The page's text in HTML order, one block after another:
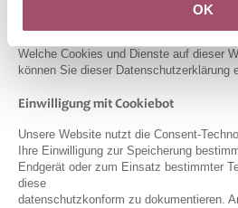
OK
Schließen des Browsers aktivieren. Bei
Welche Cookies und Dienste auf dieser
können Sie dieser Datenschutzerklärung
Einwilligung mit Cookiebot
Unsere Website nutzt die Consent-
Ihre Einwilligung zur Speicherung
Endgerät oder zum Einsatz bestimmter
diese
datenschutzkonform zu dokumentieren.